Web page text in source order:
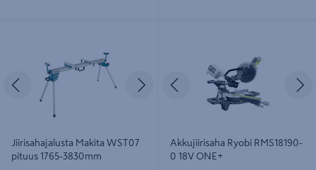
Edellinen Seuraava
Jiirisahajalusta Makita WST07
pituus 1765-3830mm
Edellinen
Akkujiirisaha Ryobi RMS18190-
0 18V ONE+